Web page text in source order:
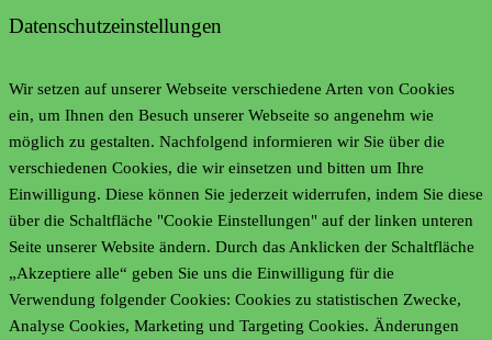
Datenschutzeinstellungen
Wir setzen auf unserer Webseite verschiedene Arten von Cookies
ein, um Ihnen den Besuch unserer Webseite so angenehm wie
möglich zu gestalten. Nachfolgend informieren wir Sie über die
verschiedenen Cookies, die wir einsetzen und bitten um Ihre
Einwilligung. Diese können Sie jederzeit widerrufen, indem Sie diese
über die Schaltfläche "Cookie Einstellungen" auf der linken unteren
Seite unserer Website ändern. Durch das Anklicken der Schaltfläche
„Akzeptiere alle“ geben Sie uns die Einwilligung für die
Verwendung folgender Cookies: Cookies zu statistischen Zwecke,
Analyse Cookies, Marketing und Targeting Cookies. Änderungen